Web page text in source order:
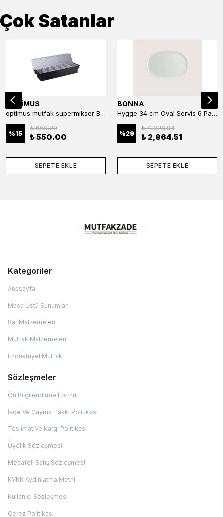
Çok Satanlar
OPTİMUS
optimus mutfak supermıkser Bar Konteyner 6'lı 50×16×9 cm Kapaklı Polikarbon Organizer Bar & Kafe
%15
₺ 650.00
₺ 550.00
SEPETE EKLE
BONNA
Hygge 34 cm Oval Servis 6 Parça
%29
₺ 4,028.04
₺ 2,864.51
SEPETE EKLE
Kategoriler
Anasayfa
Masa Üstü Sunumları
Bar Malzemeleri
Mutfak Malzemeleri
Endüstriyel Mutfak
Sözleşmeler
Ön Bilgilendirme Formu
İade Ve Cayma Hakkı Politikası
Teslimat Ve Kargı Politikası
Üyelik Sözleşmesi
Mesafeli Satış Sözleşmesi
KVKK Aydınlatma Metni
Kullanıcı Sözleşmesi
Çerez Politikası